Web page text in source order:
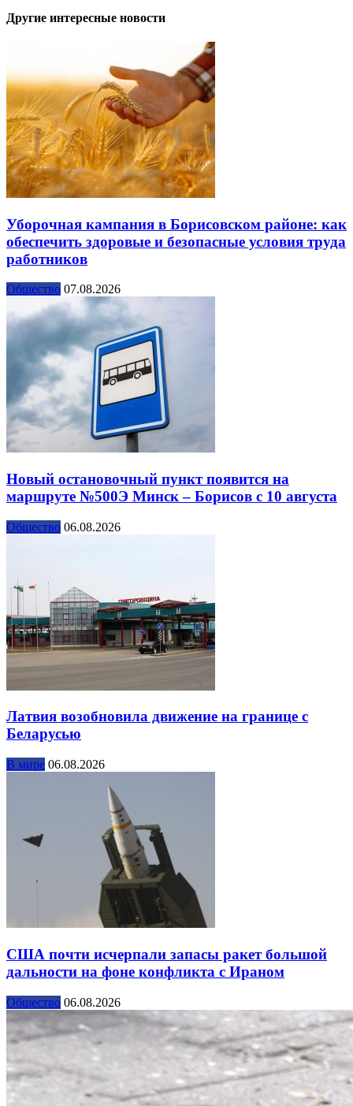
Другие интересные новости
Уборочная кампания в Борисовском районе: как
обеспечить здоровые и безопасные условия труда
работников
Общество 07.08.2026
Новый остановочный пункт появится на
маршруте №500Э Минск – Борисов с 10 августа
Общество 06.08.2026
Латвия возобновила движение на границе с
Беларусью
В мире 06.08.2026
США почти исчерпали запасы ракет большой
дальности на фоне конфликта с Ираном
Общество 06.08.2026